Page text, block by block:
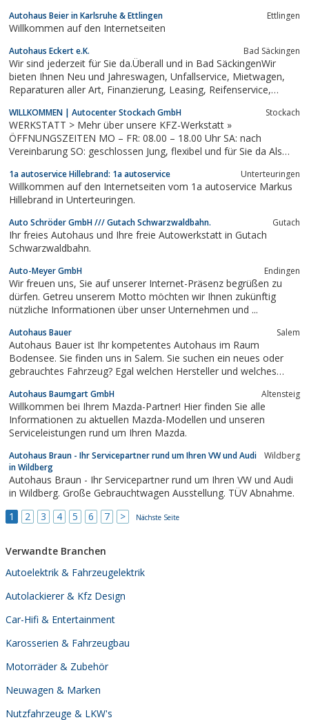
Autohaus Beier in Karlsruhe & Ettlingen Ettlingen
Willkommen auf den Internetseiten
Autohaus Eckert e.K. Bad Säckingen
Wir sind jederzeit für Sie da.Überall und in Bad SäckingenWir
bieten Ihnen Neu und Jahreswagen, Unfallservice, Mietwagen,
Reparaturen aller Art, Finanzierung, Leasing, Reifenservice,
WILLKOMMEN | Autocenter Stockach GmbH Stockach
WERKSTATT > Mehr über unsere KFZ-Werkstatt »
ÖFFNUNGSZEITEN MO – FR: 08.00 – 18.00 Uhr SA: nach
Vereinbarung SO: geschlossen Jung, flexibel und für Sie da Als
in der Messkircher Straße 19 in 78333 Stockach. Stets motiviert,
gut gelaunt und mit Freude an Ihrem...
1a autoservice Hillebrand: 1a autoservice Unterteuringen
Willkommen auf den Internetseiten vom 1a autoservice Markus
Hillebrand in Unterteuringen.
Auto Schröder GmbH /// Gutach Schwarzwaldbahn. Gutach
Ihr freies Autohaus und Ihre freie Autowerkstatt in Gutach
Schwarzwaldbahn.
Auto-Meyer GmbH Endingen
Wir freuen uns, Sie auf unserer Internet-Präsenz begrüßen zu
dürfen. Getreu unserem Motto möchten wir Ihnen zukünftig
nützliche Informationen über unser Unternehmen und ...
Autohaus Bauer Salem
Autohaus Bauer ist Ihr kompetentes Autohaus im Raum
Bodensee. Sie finden uns in Salem. Sie suchen ein neues oder
gebrauchtes Fahrzeug? Egal welchen Hersteller und welches
top günstigen Konditionen. Dazu gehören übrigens auch
Transporter oder Zweiräder. Aber nicht nur...
Autohaus Baumgart GmbH Altensteig
Willkommen bei Ihrem Mazda-Partner! Hier finden Sie alle
Informationen zu aktuellen Mazda-Modellen und unseren
Serviceleistungen rund um Ihren Mazda.
Autohaus Braun - Ihr Servicepartner rund um Ihren VW und Audi
in Wildberg
Wildberg
Autohaus Braun - Ihr Servicepartner rund um Ihren VW und Audi
in Wildberg. Große Gebrauchtwagen Ausstellung. TÜV Abnahme.
1
2 3 4 5 6 7 > Nächste Seite
Verwandte Branchen
Autoelektrik & Fahrzeugelektrik
Autolackierer & Kfz Design
Car-Hifi & Entertainment
Karosserien & Fahrzeugbau
Motorräder & Zubehör
Neuwagen & Marken
Nutzfahrzeuge & LKW's